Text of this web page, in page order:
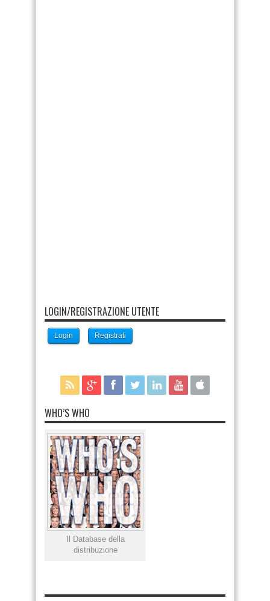
LOGIN/REGISTRAZIONE UTENTE
Login Registrati
WHO’S WHO
Il Database della
distribuzione